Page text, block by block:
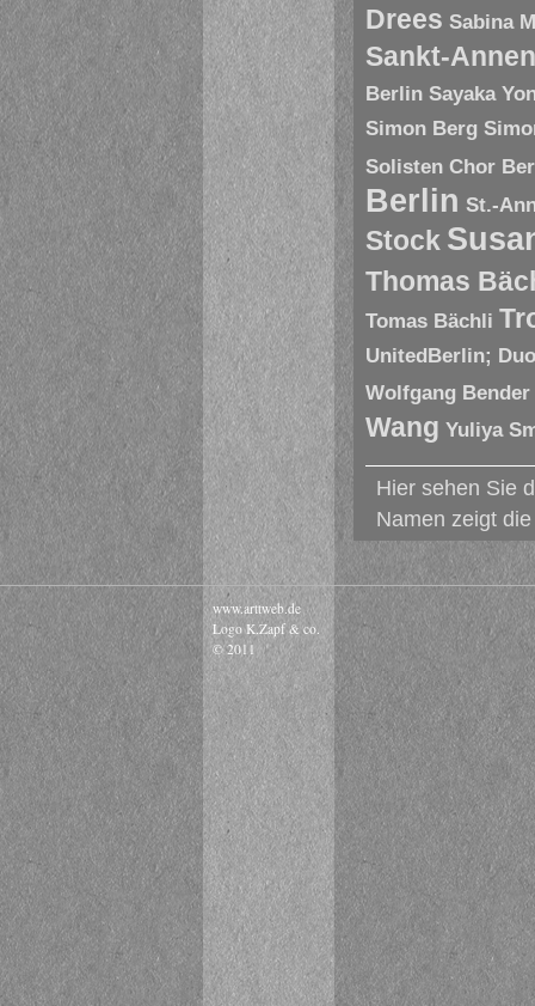
Drees Sabina
Sankt-
Berlin Sayaka
Simon Berg
Solisten Chor
Berlin St.-
Stock
Thomas
Tomas Bächli
UnitedBerlin;
Wolfgang Bender
Wang Yuliya
Hier sehen Sie
Namen zeigt
www.arttweb.de
Logo K.Zapf & co.
© 2011